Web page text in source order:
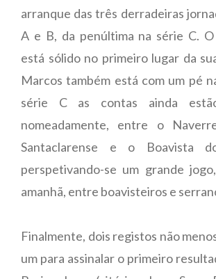
arranque das três derradeiras
A e B, da penúltima na série C.
está sólido no primeiro lugar da
Marcos também está com um pé
série C as contas ainda
nomeadamente, entre o
Santaclarense e o Boavista
perspetivando-se um grande
amanhã, entre boavisteiros e
Finalmente, dois registos não
um para assinalar o primeiro